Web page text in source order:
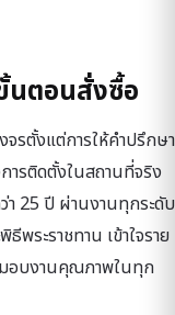
นตอนสั่งซื้อ
รตั้งแต่การให้คำปรึกษา
ารติดตั้งในสถานที่จริง
25 ปี ผ่านงานทุกระดับ
ระราชทาน เข้าใจราย
มอบงานคุณภาพในทุก